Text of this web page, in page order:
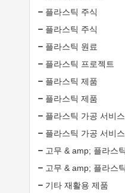
플라스틱 주식
플라스틱 주식
플라스틱 원료
플라스틱 프로젝트
플라스틱 제품
플라스틱 제품
플라스틱 가공 서비스
플라스틱 가공 서비스
기타 재활용 제품